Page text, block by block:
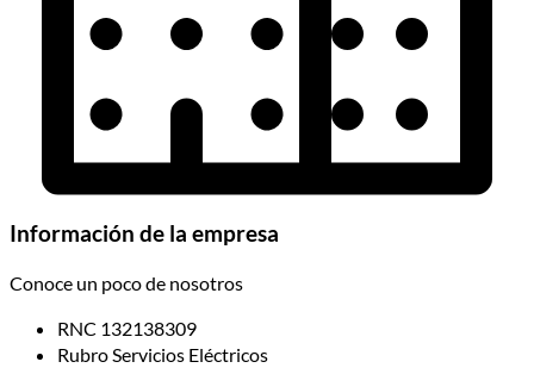
Información de la empresa
Conoce un poco de nosotros
RNC 132138309
RubroServicios Eléctricos